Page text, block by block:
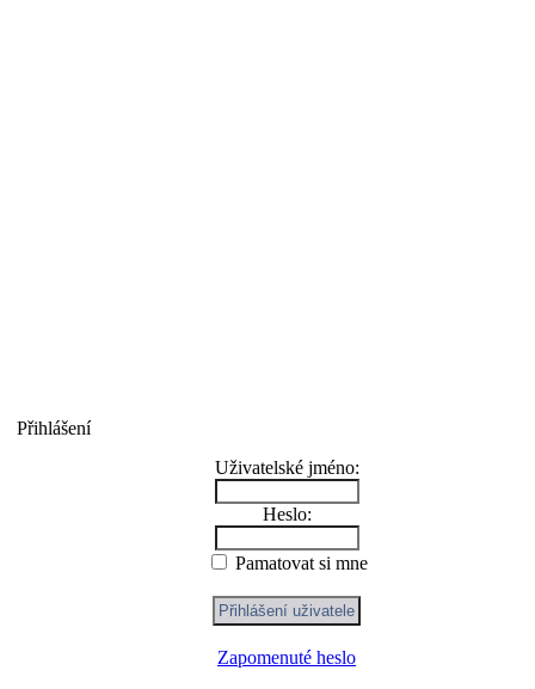
Přihlášení
Uživatelské jméno:
Heslo:
Pamatovat si mne
Zapomenuté heslo